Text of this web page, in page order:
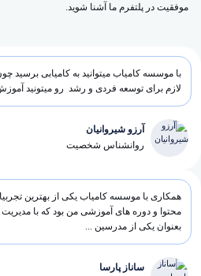
موفقیت در پلتفرم ما آشنا شوید.
با موسسه کامیاب میتوانید به کامیابی برسید
لازم برای توسعه فردی و رشد رو میتونید آموزش
آرزو شیروانیان
روانشناس شخصیت
همکاری با موسسه کامیاب یکی از بهترین
محتوا و دوره های آموزشی من بود که با
بعنوان یکی از مدرسین ...
ساناز پارسا